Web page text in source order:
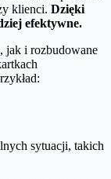
klienci. Dzięki
efektywne.
jak i rozbudowane
sytuacji, takich